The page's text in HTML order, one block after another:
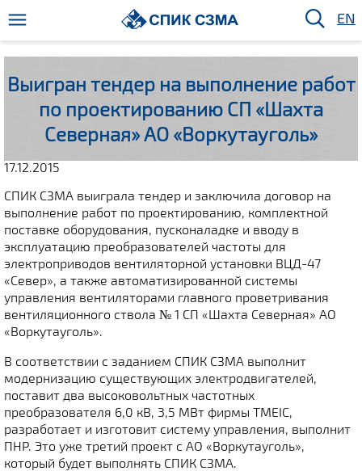
EN
Выигран тендер на выполнение работ
по проектированию СП «Шахта
Северная» АО «Воркутауголь»
17.12.2015
СПИК СЗМА выиграла тендер и заключила договор на
выполнение работ по проектированию, комплектной
поставке оборудования, пусконаладке и вводу в
эксплуатацию преобразователей частоты для
электроприводов вентиляторной установки ВЦД-47
«Север», а также автоматизированной системы
управления вентиляторами главного проветривания
вентиляционного ствола № 1 СП «Шахта Северная» АО
«Воркутауголь».
В соответствии с заданием СПИК СЗМА выполнит
модернизацию существующих электродвигателей,
поставит два высоковольтных частотных
преобразователя 6,0 кВ, 3,5 МВт фирмы TMEIC,
разработает и изготовит систему управления, выполнит
ПНР. Это уже третий проект с АО «Воркутауголь»,
который будет выполнять СПИК СЗМА.